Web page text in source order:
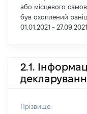
або місцевого
був охоплений
01.01.2021 - 27.09.2021
2.1.
Прізвище: